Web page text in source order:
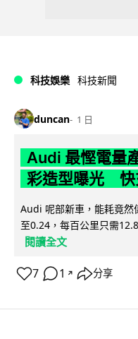
科技娛樂 科技新聞
duncan 1 日
Audi 最慳電
彩造型曝光 快
Audi 呢部新車，能耗竟
至0.24，每百公里只需
閱讀全文
7 1 ↗ 分享